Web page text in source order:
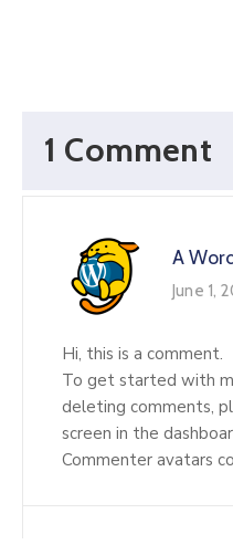
1 Comment
A
June 1,
Hi, this is a comment.
To get started with
deleting comments,
screen in the
Commenter avatars